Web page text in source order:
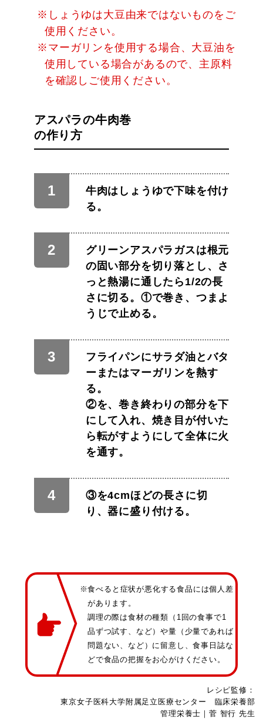
※しょうゆは⼤⾖由来ではないものをご
使⽤ください。
※マーガリンを使用する場合、大豆油を
使用している場合があるので、主原料
を確認しご使用ください。
アスパラの牛肉巻
の作り方
牛肉はしょうゆで下味を付け
る。
グリーンアスパラガスは根元
の固い部分を切り落とし、さ
っと熱湯に通したら1/2の長
さに切る。①で巻き、つまよ
うじで止める。
フライパンにサラダ油とバタ
ーまたはマーガリンを熱す
る。
②を、巻き終わりの部分を下
にして入れ、焼き目が付いた
ら転がすようにして全体に火
を通す。
③を4cmほどの長さに切
り、器に盛り付ける。
※食べると症状が悪化する食品には個人差
があります。
調理の際は食材の種類（1回の食事で1
品ずつ試す、など）や量（少量であれば
問題ない、など）に留意し、食事日誌な
どで食品の把握をお心がけください。
レシピ監修：
東京女子医科大学附属足立医療センター 臨床栄養部
管理栄養士｜菅 智行 先生